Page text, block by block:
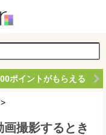
ポイントがもらえる
>
撮影するとき